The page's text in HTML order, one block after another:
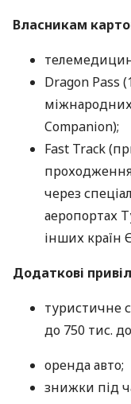
Власникам
Dragon Pass
міжнародних
Companion);
Fast Track
через
аеропортах
інших країн
Додаткові
туристичне
до 750 тис.
оренда авто;
знижки під